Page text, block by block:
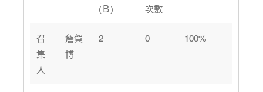
(Ｂ)
次數
召
集
人
詹賀
博
2 0 100%